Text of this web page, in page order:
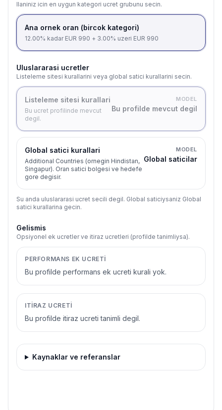
Ilaniniz icin en uygun kategori ucret grubunu secin.
Ana ornek oran (bircok kategori)
12.00% kadar EUR 990 + 3.00% uzeri EUR 990
Uluslararasi ucretler
Listeleme sitesi kurallarini veya global satici kurallarini secin.
Listeleme sitesi kurallari
Bu ucret profilinde mevcut
degil.
MODEL
Bu profilde mevcut degil
Global satici kurallari
Additional Countries (ornegin Hindistan,
Singapur). Oran satici bolgesi ve hedefe
gore degisir.
MODEL
Global saticilar
Su anda uluslararasi ucret secili degil. Global saticiysaniz Global
satici kurallarina gecin.
Gelismis
Opsiyonel ek ucretler ve itiraz ucretleri (profilde tanimliysa).
PERFORMANS EK UCRETI
Bu profilde performans ek ucreti kurali yok.
ITIRAZ UCRETI
Bu profilde itiraz ucreti tanimli degil.
Kaynaklar ve referanslar